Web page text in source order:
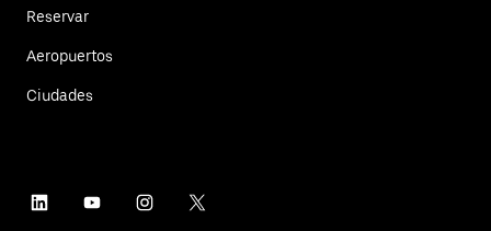
Reservar
Aeropuertos
Ciudades